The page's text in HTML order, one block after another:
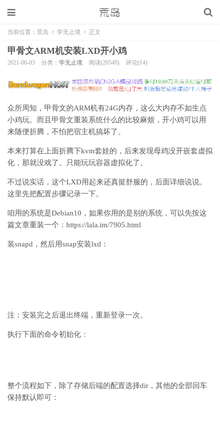
当前位置： 荒岛 > 学无止境 > 正文
甲骨文ARM机安装LXD开小鸡
2021-06-03 分类： 学无止境 阅读(20549) 评论(14)
众所周知，甲骨文的ARM机有24G内存，这么大内存不如生点
小鸡玩。而且甲骨文重装系统什么的比较麻烦，开小鸡可以用
来随便折腾，不怕把宿主机搞坏了。
本来打算在上面折腾下kvm套娃的，后来发现母鸡没开嵌套虚拟
化，那就没戏了。只能玩玩容器虚拟化了。
不过说实话，这个LXD用起来还真挺舒服的，后面详细说说。
这里先把配置步骤记录一下。
咱用的系统是Debian10，如果你用的是别的系统，可以先按这
篇文章重装一个：https://lala.im/7905.html
装snapd，然后用snap安装lxd：
注：安装完之后退出终端，重新登录一次。
执行下面的命令初始化：
整个流程如下，除了存储后端的配置选择dir，其他的全部回车
保持默认即可：